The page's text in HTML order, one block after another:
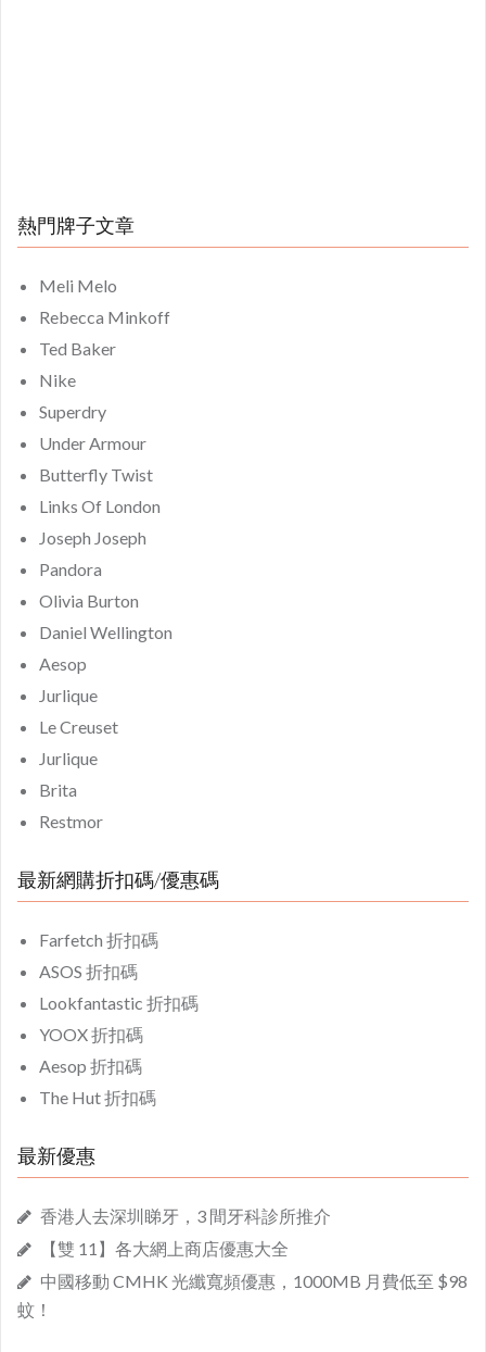
熱門牌子文章
Meli Melo
Rebecca Minkoff
Ted Baker
Nike
Superdry
Under Armour
Butterfly Twist
Links Of London
Joseph Joseph
Pandora
Olivia Burton
Daniel Wellington
Aesop
Jurlique
Le Creuset
Jurlique
Brita
Restmor
最新網購折扣碼/優惠碼
Farfetch 折扣碼
ASOS 折扣碼
Lookfantastic 折扣碼
YOOX 折扣碼
Aesop 折扣碼
The Hut 折扣碼
最新優惠
香港人去深圳睇牙，3 間牙科診所推介
【雙 11】各大網上商店優惠大全
中國移動 CMHK 光纖寬頻優惠，1000MB 月費低至 $98
蚊！